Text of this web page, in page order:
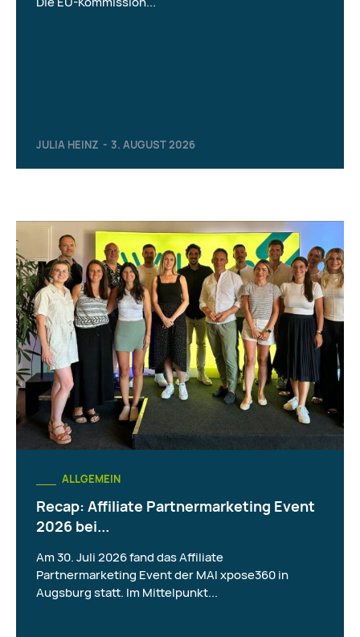
JULIA HEINZ - 3. AUGUST 2026
ALLGEMEIN
Recap: Affiliate Partnermarketing Event
2026 bei...
Am 30. Juli 2026 fand das Affiliate
Partnermarketing Event der MAI xpose360 in
Augsburg statt. Im Mittelpunkt...